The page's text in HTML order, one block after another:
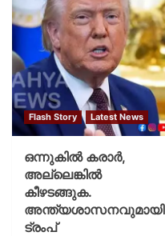
Flash Story Latest News
ഒന്നുകില്‍ കരാര്‍,
അല്ലെങ്കില്‍
കീഴടങ്ങുക.
അന്ത്യശാസനവുമായി
ട്രംപ്